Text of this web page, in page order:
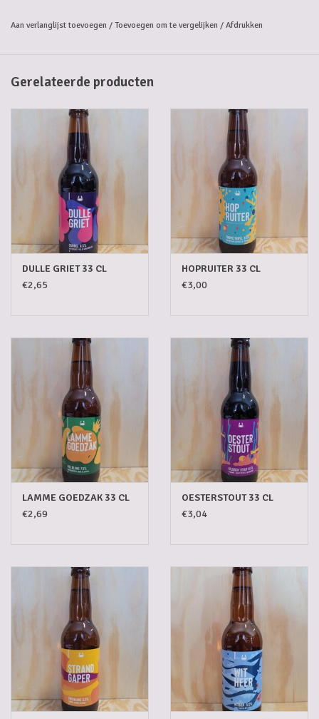
Alcoholpercentage: 6,2%
Aan verlanglijst toevoegen / Toevoegen om te vergelijken / Afdrukken
Gerelateerde producten
DULLE GRIET 33 CL
€2,65
HOPRUITER 33 CL
€3,00
LAMME GOEDZAK 33 CL
€2,69
OESTERSTOUT 33 CL
€3,04